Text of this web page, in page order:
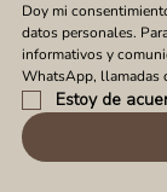
Doy mi
datos personales.
informativos y
WhatsApp, llamadas
Estoy de